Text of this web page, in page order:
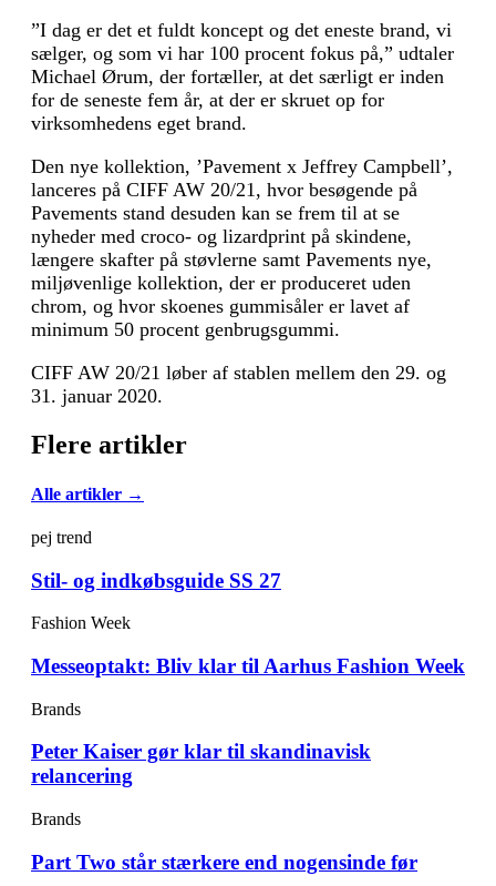
”I dag er det et fuldt koncept og det eneste brand, vi
sælger, og som vi har 100 procent fokus på,” udtaler
Michael Ørum, der fortæller, at det særligt er inden
for de seneste fem år, at der er skruet op for
virksomhedens eget brand.
Den nye kollektion, ’Pavement x Jeffrey Campbell’,
lanceres på CIFF AW 20/21, hvor besøgende på
Pavements stand desuden kan se frem til at se
nyheder med croco- og lizardprint på skindene,
længere skafter på støvlerne samt Pavements nye,
miljøvenlige kollektion, der er produceret uden
chrom, og hvor skoenes gummisåler er lavet af
minimum 50 procent genbrugsgummi.
CIFF AW 20/21 løber af stablen mellem den 29. og
31. januar 2020.
Flere artikler
Alle artikler →
pej trend
Stil- og indkøbsguide SS 27
Fashion Week
Messeoptakt: Bliv klar til Aarhus Fashion Week
Brands
Peter Kaiser gør klar til skandinavisk
relancering
Brands
Part Two står stærkere end nogensinde før